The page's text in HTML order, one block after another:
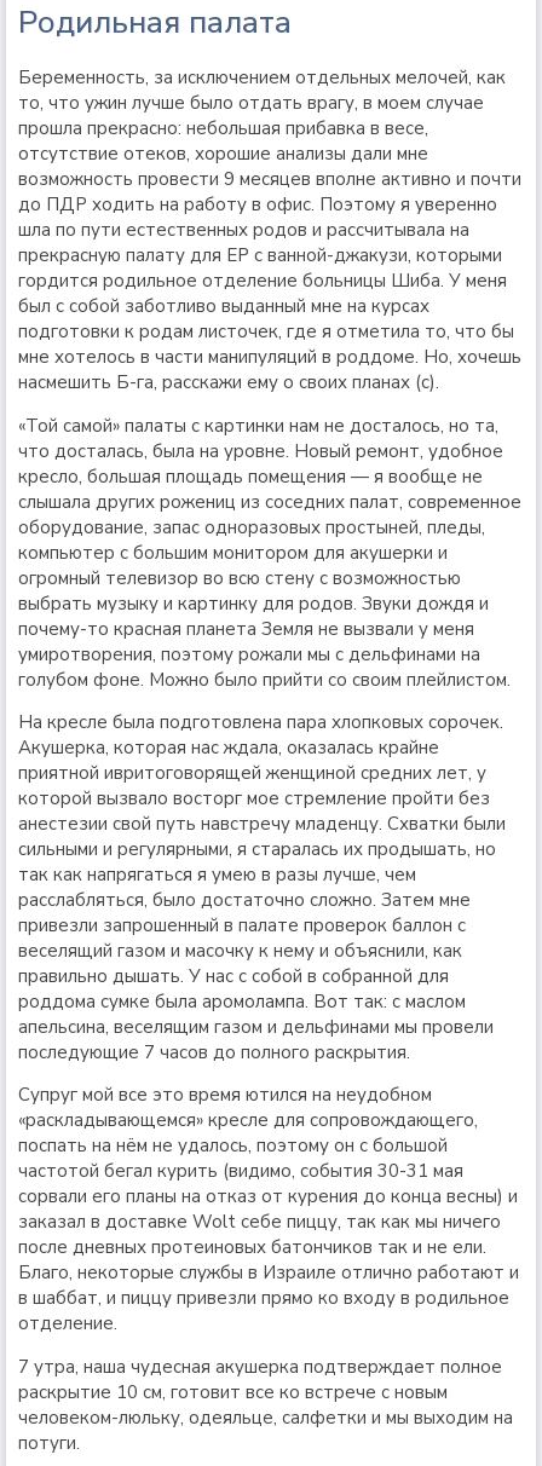
Родильная палата
Беременность, за исключением отдельных мелочей, как
то, что ужин лучше было отдать врагу, в моем случае
прошла прекрасно: небольшая прибавка в весе,
отсутствие отеков, хорошие анализы дали мне
возможность провести 9 месяцев вполне активно и почти
до ПДР ходить на работу в офис. Поэтому я уверенно
шла по пути естественных родов и рассчитывала на
прекрасную палату для ЕР с ванной-джакузи, которыми
гордится родильное отделение больницы Шиба. У меня
был с собой заботливо выданный мне на курсах
подготовки к родам листочек, где я отметила то, что бы
мне хотелось в части манипуляций в роддоме. Но, хочешь
насмешить Б-га, расскажи ему о своих планах (с).
«Той самой» палаты с картинки нам не досталось, но та,
что досталась, была на уровне. Новый ремонт, удобное
кресло, большая площадь помещения — я вообще не
слышала других рожениц из соседних палат, современное
оборудование, запас одноразовых простыней, пледы,
компьютер с большим монитором для акушерки и
огромный телевизор во всю стену с возможностью
выбрать музыку и картинку для родов. Звуки дождя и
почему-то красная планета Земля не вызвали у меня
умиротворения, поэтому рожали мы с дельфинами на
голубом фоне. Можно было прийти со своим плейлистом.
На кресле была подготовлена пара хлопковых сорочек.
Акушерка, которая нас ждала, оказалась крайне
приятной ивритоговорящей женщиной средних лет, у
которой вызвало восторг мое стремление пройти без
анестезии свой путь навстречу младенцу. Схватки были
сильными и регулярными, я старалась их продышать, но
так как напрягаться я умею в разы лучше, чем
расслабляться, было достаточно сложно. Затем мне
привезли запрошенный в палате проверок баллон с
веселящий газом и масочку к нему и объяснили, как
правильно дышать. У нас с собой в собранной для
роддома сумке была аромолампа. Вот так: с маслом
апельсина, веселящим газом и дельфинами мы провели
последующие 7 часов до полного раскрытия.
Супруг мой все это время ютился на неудобном
«раскладывающемся» кресле для сопровождающего,
поспать на нём не удалось, поэтому он с большой
частотой бегал курить (видимо, события 30-31 мая
сорвали его планы на отказ от курения до конца весны) и
заказал в доставке Wolt себе пиццу, так как мы ничего
после дневных протеиновых батончиков так и не ели.
Благо, некоторые службы в Израиле отлично работают и
в шаббат, и пиццу привезли прямо ко входу в родильное
отделение.
7 утра, наша чудесная акушерка подтверждает полное
раскрытие 10 см, готовит все ко встрече с новым
человеком-люльку, одеяльце, салфетки и мы выходим на
потуги.